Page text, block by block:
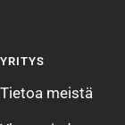
YRITYS
Tietoa meistä